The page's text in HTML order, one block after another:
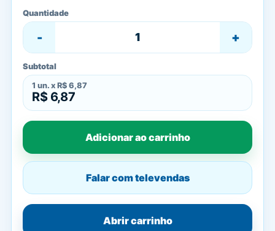
Quantidade
- +
Subtotal
1 un. x R$ 6,87
R$ 6,87
Adicionar ao carrinho
Falar com televendas
Abrir carrinho